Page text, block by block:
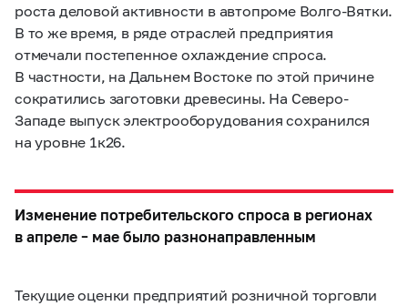
роста деловой активности в автопроме Волго-Вятки.
В то же время, в ряде отраслей предприятия
отмечали постепенное охлаждение спроса.
В частности, на Дальнем Востоке по этой причине
сократились заготовки древесины. На Северо-
Западе выпуск электрооборудования сохранился
на уровне 1к26.
Изменение потребительского спроса в регионах
в апреле – мае было разнонаправленным
Текущие оценки предприятий розничной торговли